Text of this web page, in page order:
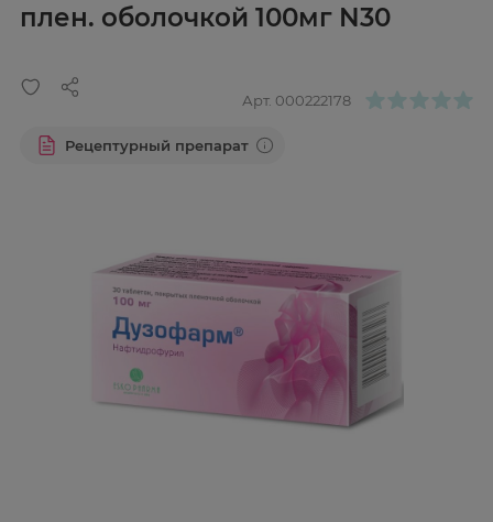
плен. оболочкой 100мг N30
Арт. 000222178
Рецептурный препарат